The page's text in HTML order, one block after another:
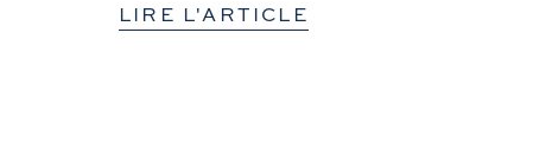
LIRE L'ARTICLE